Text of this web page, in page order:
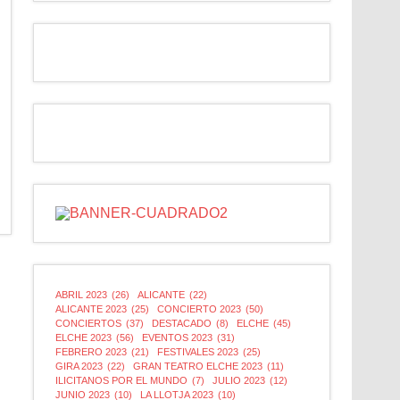
ABRIL 2023 (26) ALICANTE (22)
ALICANTE 2023 (25) CONCIERTO 2023 (50)
CONCIERTOS (37) DESTACADO (8) ELCHE (45)
ELCHE 2023 (56) EVENTOS 2023 (31)
FEBRERO 2023 (21) FESTIVALES 2023 (25)
GIRA 2023 (22) GRAN TEATRO ELCHE 2023 (11)
ILICITANOS POR EL MUNDO (7) JULIO 2023 (12)
JUNIO 2023 (10) LA LLOTJA 2023 (10)